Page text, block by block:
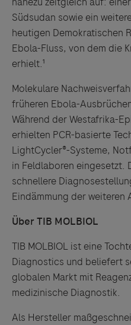
Südsudan sowie ein
heutigen Demokratischen
Ebola-Fluss, von dem die
erhielt.¹
Molekulare
früheren Ebola-
Während der Westafrika-
erhielten PCR-basierte
LightCycler®-Systeme,
in Feldlaboren eingesetzt.
schnellere
Eindämmung der weiteren
Über TIB MOLBIOL
TIB MOLBIOL ist eine
Diagnostics und beliefert
globalen Markt mit
medizinische Diagnostik.
Als Hersteller